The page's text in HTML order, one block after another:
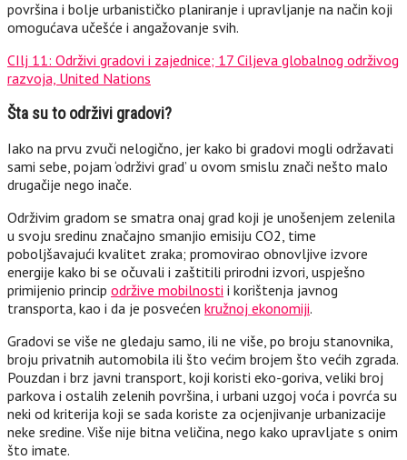
površina i bolje urbanističko planiranje i upravljanje na način koji
omogućava učešće i angažovanje svih.
CIlj 11: Održivi gradovi i zajednice; 17 Ciljeva globalnog održivog
razvoja, United Nations
Šta su to održivi gradovi?
Iako na prvu zvuči nelogično, jer kako bi gradovi mogli održavati
sami sebe, pojam ‘održivi grad’ u ovom smislu znači nešto malo
drugačije nego inače.
Održivim gradom se smatra onaj grad koji je unošenjem zelenila
u svoju sredinu značajno smanjio emisiju CO2, time
poboljšavajući kvalitet zraka; promovirao obnovljive izvore
energije kako bi se očuvali i zaštitili prirodni izvori, uspješno
primijenio princip održive mobilnosti i korištenja javnog
transporta, kao i da je posvećen kružnoj ekonomiji.
Gradovi se više ne gledaju samo, ili ne više, po broju stanovnika,
broju privatnih automobila ili što većim brojem što većih zgrada.
Pouzdan i brz javni transport, koji koristi eko-goriva, veliki broj
parkova i ostalih zelenih površina, i urbani uzgoj voća i povrća su
neki od kriterija koji se sada koriste za ocjenjivanje urbanizacije
neke sredine. Više nije bitna veličina, nego kako upravljate s onim
što imate.